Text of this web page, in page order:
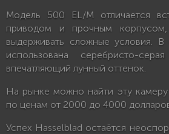
Модель 500 EL/M отличается
приводом и прочным
выдерживать сложные условия. В
использована серебристо-
впечатляющий лунный оттенок.
На рынке можно найти эту
по ценам от 2000 до 4000
Успех Hasselblad остаётся